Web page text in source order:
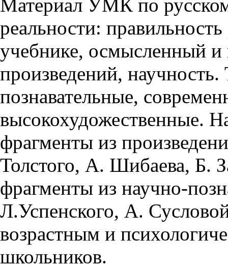
Материал УМК по
реальности:
учебнике, осмысленный и
произведений,
познавательные,
высокохудожественные.
фрагменты из
Толстого, А. Шибаева, Б.
фрагменты из научно-
Л.Успенского, А.
возрастным и
школьников.